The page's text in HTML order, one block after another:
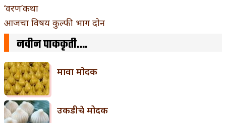
‘वरण’कथा
आजचा विषय कुल्फी भाग दोन
नवीन पाककृती….
मावा मोदक
उकडीचे मोदक